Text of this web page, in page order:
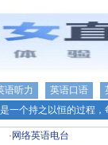
语听力 英语口语
一个持之以恒的过程
· 网络英语电台